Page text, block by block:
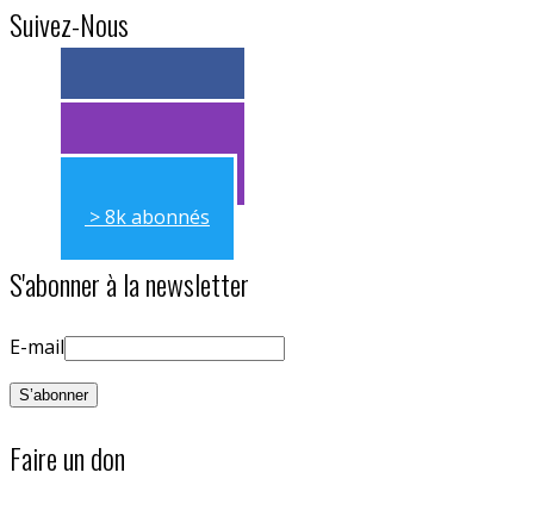
Suivez-Nous
> 11k abonnés
> 11k abonnés
> 8k abonnés
S'abonner à la newsletter
E-mail
Faire un don